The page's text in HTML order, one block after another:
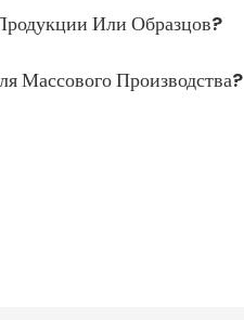
Или Образцов?
Массового Производства?